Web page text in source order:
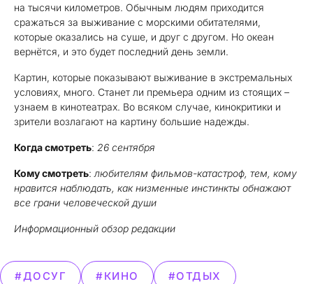
на тысячи километров. Обычным людям приходится
сражаться за выживание с морскими обитателями,
которые оказались на суше, и друг с другом. Но океан
вернётся, и это будет последний день земли.
Картин, которые показывают выживание в экстремальных
условиях, много. Станет ли премьера одним из стоящих –
узнаем в кинотеатрах. Во всяком случае, кинокритики и
зрители возлагают на картину большие надежды.
Когда смотреть: 26 сентября
Кому смотреть: любителям фильмов-катастроф, тем, кому
нравится наблюдать, как низменные инстинкты обнажают
все грани человеческой души
Информационный обзор редакции
#ДОСУГ #КИНО #ОТДЫХ